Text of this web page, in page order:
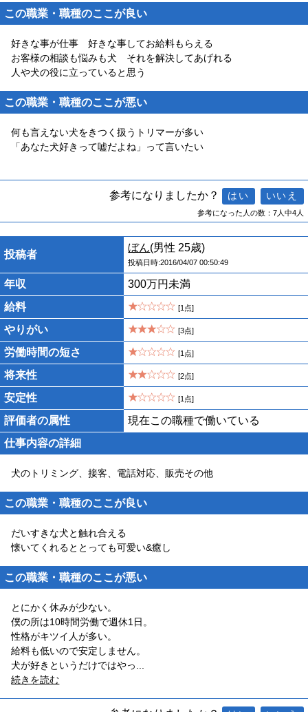
この職業・職種のここが良い
好きな事が仕事 好きな事してお給料もらえる
お客様の相談も悩みも犬 それを解決してあげれる
人や犬の役に立っていると思う
この職業・職種のここが悪い
何も言えない犬をきつく扱うトリマーが多い
「あなた犬好きって嘘だよね」って言いたい
参考になりましたか？
参考になった人の数：7人中4人
投稿者
ぼん(男性 25歳)
投稿日時:2016/04/07 00:50:49
年収
300万円未満
給料
[1点]
やりがい [3点]
労働時間の短さ [1点]
将来性 [2点]
安定性 [1点]
評価者の属性
現在この職種で働いている
仕事内容の詳細
犬のトリミング、接客、電話対応、販売その他
この職業・職種のここが良い
だいすきな犬と触れ合える
懐いてくれるととっても可愛い&癒し
この職業・職種のここが悪い
とにかく休みが少ない。
僕の所は10時間労働で週休1日。
性格がキツイ人が多い。
給料も低いので安定しません。
犬が好きというだけではやっ
続きを読む